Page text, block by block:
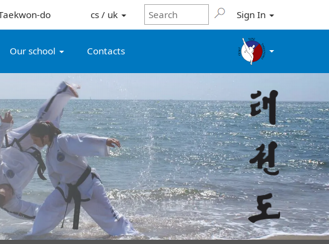
do cs / uk Sign In
Our school Contacts